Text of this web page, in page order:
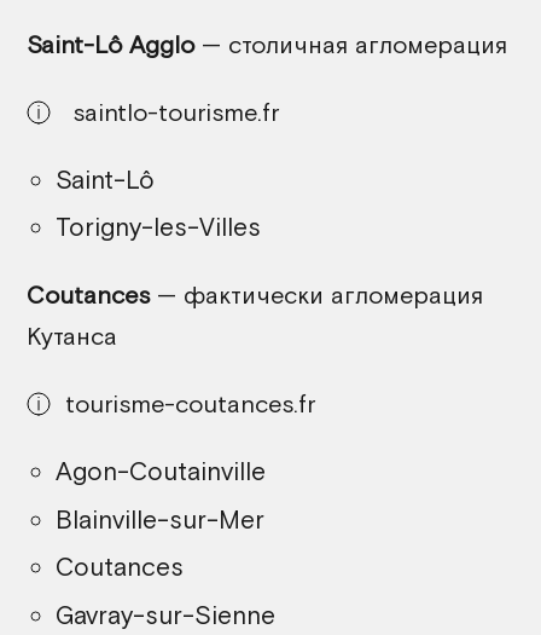
Saint-Lô Agglo— столичная агломерация
saintlo-tourisme.fr
Saint-Lô
Torigny-les-Villes
Coutances— фактически агломерация
Кутанса
tourisme-coutances.fr
Agon-Coutainville
Blainville-sur-Mer
Coutances
Gavray-sur-Sienne